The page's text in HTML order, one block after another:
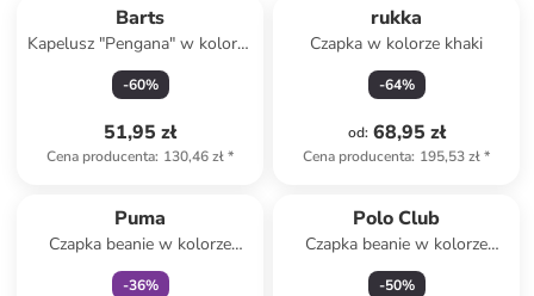
Barts
Kapelusz "Pengana" w kolorze
czarnym
-60%
51,95 zł
Cena producenta: 130,46 zł*
rukka
Czapka w kolorze khaki
-64%
od: 68,95 zł
Cena producenta: 195,53 zł*
Puma
Czapka beanie w kolorze
błękitnym
-36%
Polo Club
Czapka beanie w kolorze
granatowym
-50%